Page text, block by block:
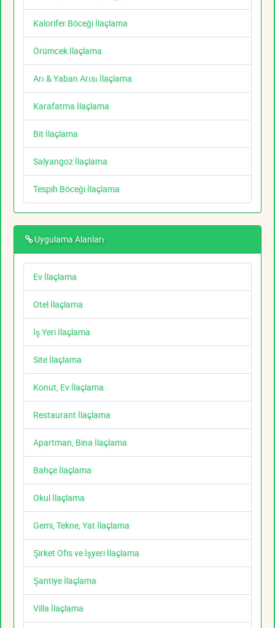
Kalorifer Böceği İlaçlama
Örümcek İlaçlama
Arı & Yaban Arısı İlaçlama
Karafatma İlaçlama
Bit İlaçlama
Salyangoz İlaçlama
Tespih Böceği İlaçlama
Uygulama Alanları
Ev İlaçlama
Otel İlaçlama
İş Yeri İlaçlama
Site İlaçlama
Konut, Ev İlaçlama
Restaurant İlaçlama
Apartman, Bina İlaçlama
Bahçe İlaçlama
Okul İlaçlama
Gemi, Tekne, Yat İlaçlama
Şirket Ofis ve İşyeri İlaçlama
Şantiye İlaçlama
Villa İlaçlama